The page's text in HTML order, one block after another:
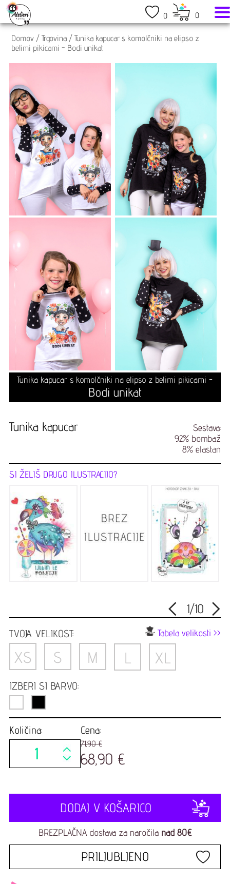
0 0
Domov / Trgovina / Tunika kapucar s komolčniki na elipso z
belimi pikicami - Bodi unikat
Tunika kapucar s komolčniki na elipso z belimi pikicami -
Bodi unikat
Tunika kapucar
Sestava:
92% bombaž
8% elastan
SI ŽELIŠ DRUGO ILUSTRACIJO?
1/10
< >
Tabela velikosti >>
TVOJA VELIKOST:
XS S M L XL
IZBERI SI BARVO:
Količina: Cena:
71,90 €
68,90 €
DODAJ V KOŠARICO
BREZPLAČNA dostava za naročila nad 80€
PRILJUBLJENO